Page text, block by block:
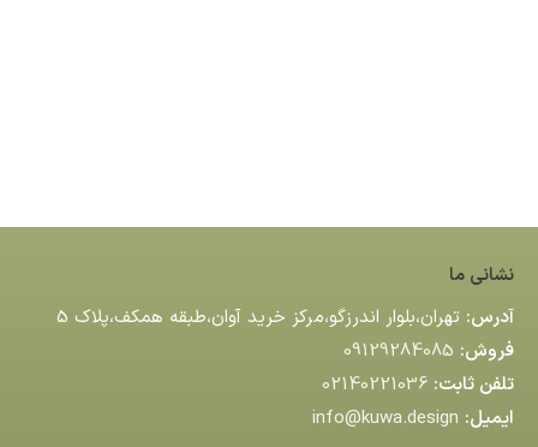
نشانی ما
آدرس: تهران،بلوار اندرزگو،مركز خريد آوان،طبقه همكف،پلاك 5
فروش: 09129284085
تلفن ثابت: 02140221036
ایمیل: info@kuwa.design